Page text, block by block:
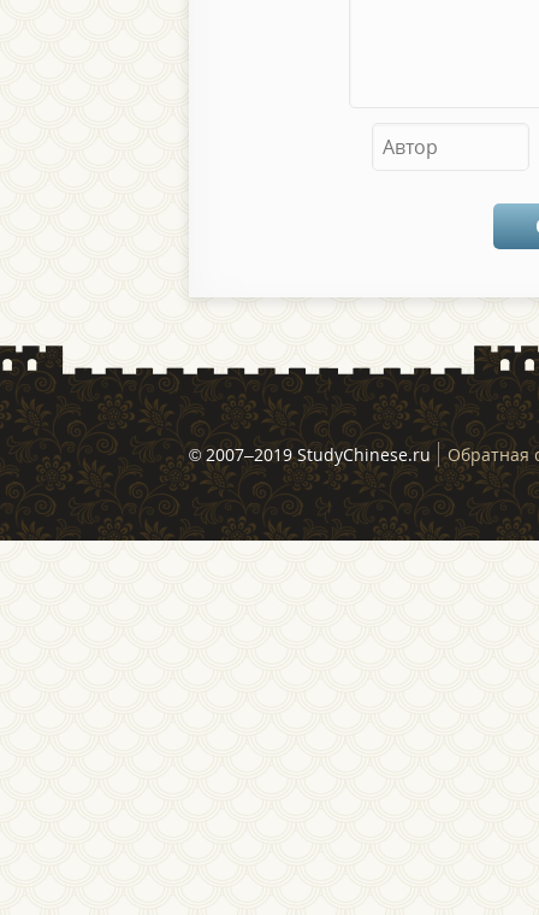
© 2007–2019 StudyChinese.ru Обратная